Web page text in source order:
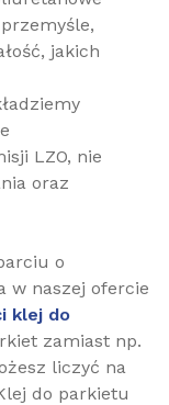
jakich
LZO, nie
oraz
o
w naszej ofercie
klej do
zamiast np.
liczyć na
do parkietu